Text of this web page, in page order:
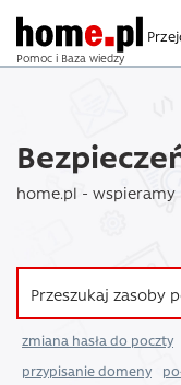
Pomoc i Baza wiedzy
home.pl -
zmiana hasła do poczty
przypisanie domeny